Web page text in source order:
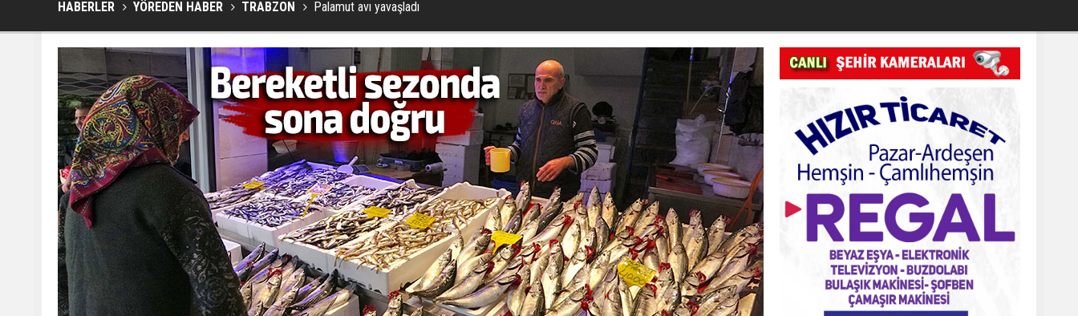
HABERLER YÖREDEN HABER TRABZON Palamut avı yavaşladı